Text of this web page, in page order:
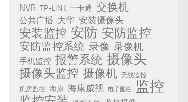
NVR TP-LINK 一卡通 交换机
公共广播 大华 安装摄像头
安装监控 安防 安防监控
安防监控系统 录像 录像机
手机监控 报警系统 摄像头
摄像头监控 摄像机 无线监控
机房监控 海康 海康威视 电子围栏 监控